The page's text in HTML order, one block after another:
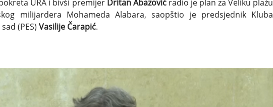
URA i bivši premijer DritanAbazovićradio je plan za Veliku plažu
milijardera Mohameda Alabara, saopštio je predsjednik Kluba
(PES) Vasilije Čarapić.